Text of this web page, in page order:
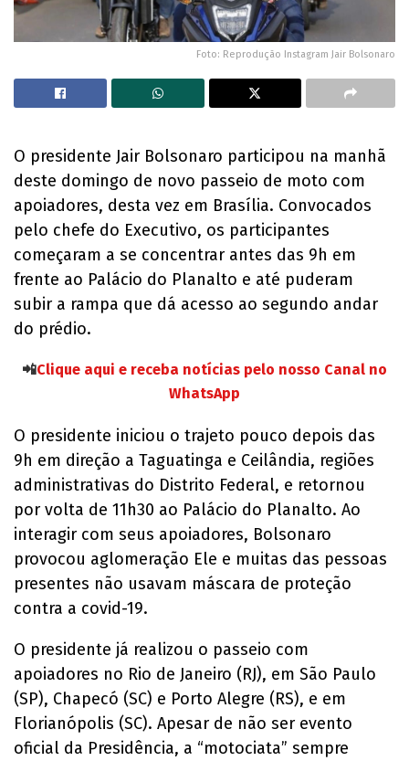
Foto: Reprodução Instagram Jair Bolsonaro
O presidente Jair Bolsonaro participou na manhã
deste domingo de novo passeio de moto com
apoiadores, desta vez em Brasília. Convocados
pelo chefe do Executivo, os participantes
começaram a se concentrar antes das 9h em
frente ao Palácio do Planalto e até puderam
subir a rampa que dá acesso ao segundo andar
do prédio.
📲Clique aqui e receba notícias pelo nosso Canal no
WhatsApp
O presidente iniciou o trajeto pouco depois das
9h em direção a Taguatinga e Ceilândia, regiões
administrativas do Distrito Federal, e retornou
por volta de 11h30 ao Palácio do Planalto. Ao
interagir com seus apoiadores, Bolsonaro
provocou aglomeração Ele e muitas das pessoas
presentes não usavam máscara de proteção
contra a covid-19.
O presidente já realizou o passeio com
apoiadores no Rio de Janeiro (RJ), em São Paulo
(SP), Chapecó (SC) e Porto Alegre (RS), e em
Florianópolis (SC). Apesar de não ser evento
oficial da Presidência, a “motociata” sempre